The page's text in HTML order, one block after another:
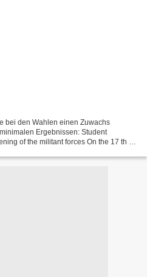
bei den Wahlen einen Zuwachs
Ergebnissen: Student
of the militant forces On the 17 th of